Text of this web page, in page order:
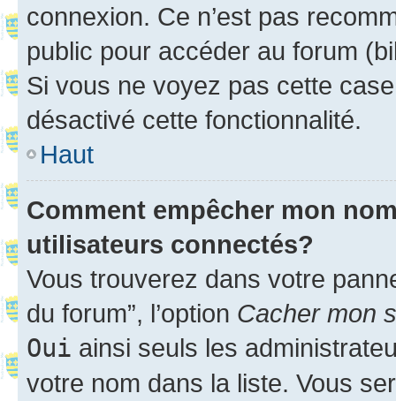
connexion. Ce n’est pas
public pour accéder au forum
Si vous ne voyez pas cette
désactivé cette fonctionnalité.
Haut
Comment empêcher mon
utilisateurs connectés?
Vous trouverez dans votre
du forum”, l’option Cacher mon
Oui ainsi seuls les
votre nom dans la liste. Vous